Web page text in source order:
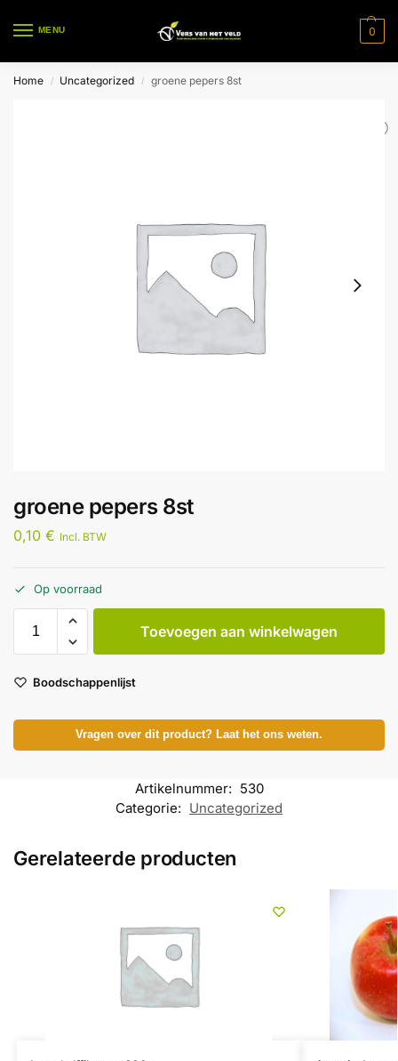
MENU 0
Home / Uncategorized / groene pepers 8st
groene pepers 8st
0,10 € Incl. BTW
Op voorraad
Toevoegen aan winkelwagen
Boodschappenlijst
Vragen over dit product? Laat het ons weten.
Artikelnummer: 530
Categorie: Uncategorized
Gerelateerde producten